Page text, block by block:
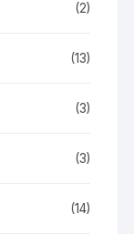
(2)
(13)
(3)
(3)
(14)